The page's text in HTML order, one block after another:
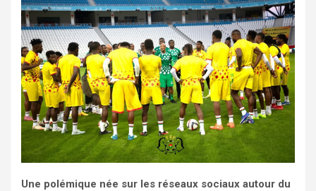
Une polémique née sur les réseaux sociaux autour du